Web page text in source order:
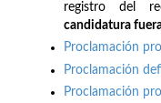
registro del
candidatura
Proclamación
Proclamación
Proclamación